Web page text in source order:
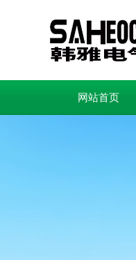
网站首页